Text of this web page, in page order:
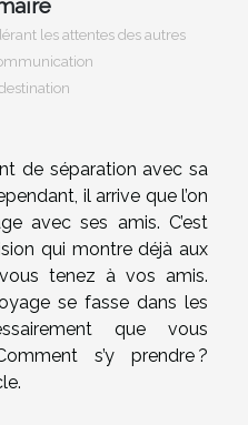
les attentes des autres
de séparation avec sa
il arrive que l’on
avec ses amis. C’est
qui montre déjà aux
tenez à vos amis.
se fasse dans les
que vous
s’y prendre ?